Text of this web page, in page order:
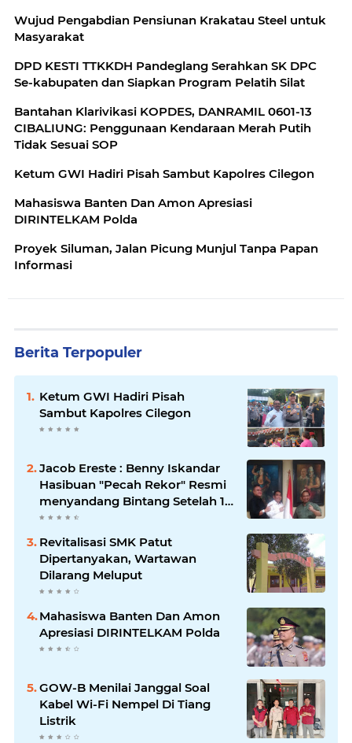
Wujud Pengabdian Pensiunan Krakatau Steel untuk
Masyarakat
DPD KESTI TTKKDH Pandeglang Serahkan SK DPC
Se-kabupaten dan Siapkan Program Pelatih Silat
Bantahan Klarivikasi KOPDES, DANRAMIL 0601-13
CIBALIUNG: Penggunaan Kendaraan Merah Putih
Tidak Sesuai SOP
Ketum GWI Hadiri Pisah Sambut Kapolres Cilegon
Mahasiswa Banten Dan Amon Apresiasi
DIRINTELKAM Polda
Proyek Siluman, Jalan Picung Munjul Tanpa Papan
Informasi
Berita Terpopuler
Ketum GWI Hadiri Pisah
Sambut Kapolres Cilegon
Jacob Ereste : Benny Iskandar
Hasibuan "Pecah Rekor" Resmi
menyandang Bintang Setelah 14
Tahun Ngejokrok Berpangjat
Kombes
Revitalisasi SMK Patut
Dipertanyakan, Wartawan
Dilarang Meluput
Mahasiswa Banten Dan Amon
Apresiasi DIRINTELKAM Polda
GOW-B Menilai Janggal Soal
Kabel Wi-Fi Nempel Di Tiang
Listrik